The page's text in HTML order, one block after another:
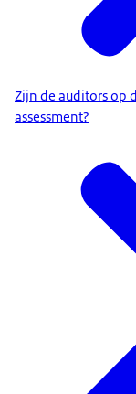
Zijn de auditors op
assessment?